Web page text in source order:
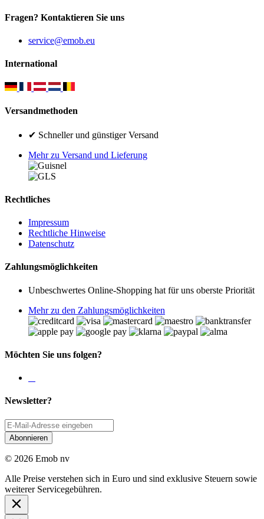
Fragen? Kontaktieren Sie uns
service@emob.eu
International
Versandmethoden
✔ Schneller und günstiger Versand
Mehr zu Versand und Lieferung
Rechtliches
Impressum
Rechtliche Hinweise
Datenschutz
Zahlungsmöglichkeiten
Unbeschwertes Online-Shopping hat für uns oberste Priorität
Mehr zu den Zahlungsmöglichkeiten
Möchten Sie uns folgen?
Newsletter?
Abonnieren
© 2026 Emob nv
Alle Preise verstehen sich in Euro und sind exklusive Steuern sowie
weiterer Servicegebühren.